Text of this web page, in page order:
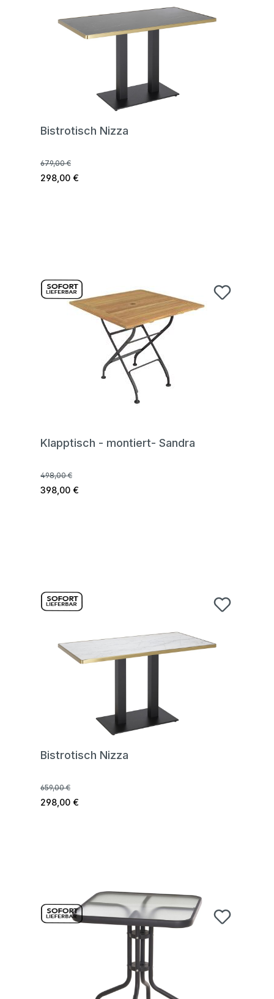
Bistrotisch Nizza
679,00 €
298,00 €
Klapptisch - montiert- Sandra
498,00 €
398,00 €
Bistrotisch Nizza
659,00 €
298,00 €